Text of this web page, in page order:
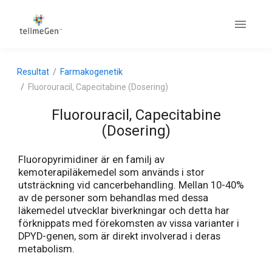
Resultat
Farmakogenetik
Fluorouracil, Capecitabine (Dosering)
Fluorouracil, Capecitabine
(Dosering)
Fluoropyrimidiner är en familj av
kemoterapiläkemedel som används i stor
utsträckning vid cancerbehandling. Mellan 10-40%
av de personer som behandlas med dessa
läkemedel utvecklar biverkningar och detta har
förknippats med förekomsten av vissa varianter i
DPYD-genen, som är direkt involverad i deras
metabolism.